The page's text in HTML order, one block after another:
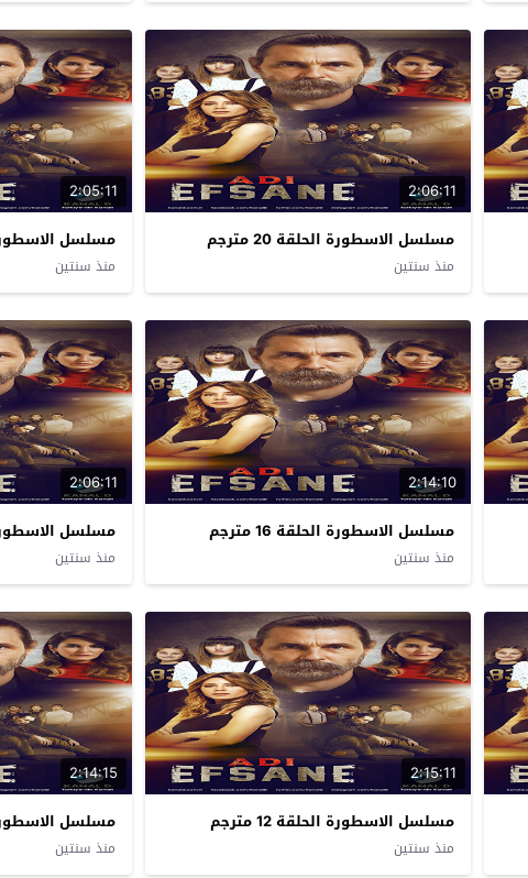
2:06:11
مسلسل الاسطورة الحلقة 20 مترجم
منذ سنتين
2:05:11
مسلسل الاسطورة
منذ سنتين
2:14:10
مسلسل الاسطورة الحلقة 16 مترجم
منذ سنتين
2:06:11
مسلسل الاسطورة
منذ سنتين
2:15:11
مسلسل الاسطورة الحلقة 12 مترجم
منذ سنتين
2:14:15
مسلسل الاسطورة
منذ سنتين